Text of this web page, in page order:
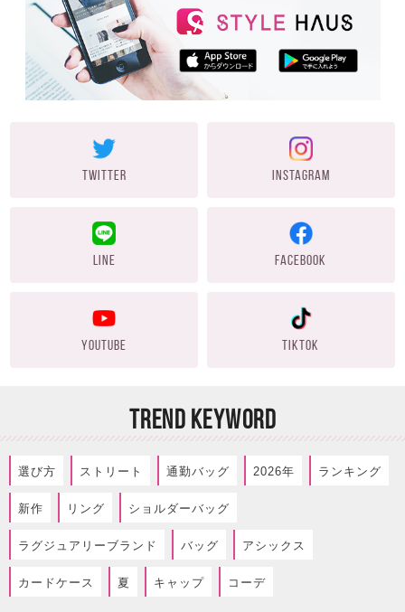
TWITTER INSTAGRAM
LINE FACEBOOK
YOUTUBE TIKTOK
TREND KEYWORD
選び方 ストリート 通勤バッグ 2026年 ランキング
新作 リング ショルダーバッグ
ラグジュアリーブランド バッグ アシックス
カードケース 夏 キャップ コーデ